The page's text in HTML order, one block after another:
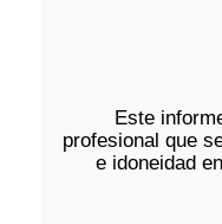
Este
profesional que
e idoneidad